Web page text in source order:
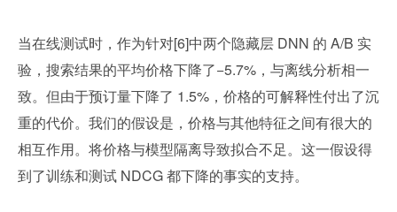
当在线测试时，作为针对[6]中两个隐藏层 DNN 的 A/B 实
验，搜索结果的平均价格下降了−5.7%，与离线分析相一
致。但由于预订量下降了 1.5%，价格的可解释性付出了沉
重的代价。我们的假设是，价格与其他特征之间有很大的
相互作用。将价格与模型隔离导致拟合不足。这一假设得
到了训练和测试 NDCG 都下降的事实的支持。